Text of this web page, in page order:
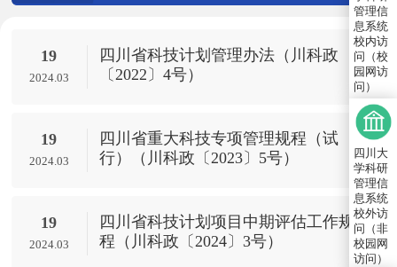
19
2024.03
四川省科技计划管理办法（川科政
〔2022〕4号​）
19
2024.03
四川省重大科技专项管理规程（试
行）（川科政〔2023〕5号）
19
2024.03
四川省科技计划项目中期评估工作规
程（川科政〔2024〕3号）
管理信
息系统
校内访
问（校
园网访
问）
四川大
学科研
管理信
息系统
校外访
问（非
校园网
访问）